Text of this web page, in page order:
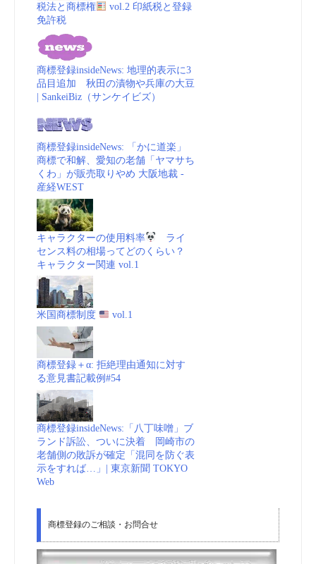
税法と商標権
vol.2 印紙税と登録
免許税
商標登録insideNews: 地理的表示に3
品目追加 秋田の漬物や兵庫の大豆
| SankeiBiz（サンケイビズ）
商標登録insideNews: 「かに道楽」
商標で和解、愛知の老舗「ヤマサち
くわ」が販売取りやめ 大阪地裁 -
産経WEST
キャラクターの使用料率
ライ
センス料の相場ってどのくらい？
キャラクター関連 vol.1
米国商標制度 vol.1
商標登録＋α: 拒絶理由通知に対す
る意見書記載例#54
商標登録insideNews:「八丁味噌」ブ
ランド訴訟、ついに決着 岡崎市の
老舗側の敗訴が確定「混同を防ぐ表
示をすれば…」| 東京新聞 TOKYO
Web
商標登録のご相談・お問合せ